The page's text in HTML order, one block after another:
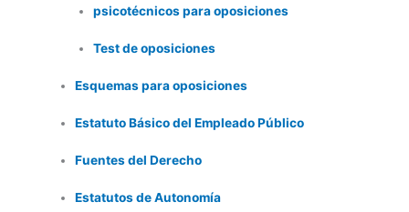
psicotécnicos para oposiciones
Test de oposiciones
Esquemas para oposiciones
Estatuto Básico del Empleado Público
Fuentes del Derecho
Estatutos de Autonomía